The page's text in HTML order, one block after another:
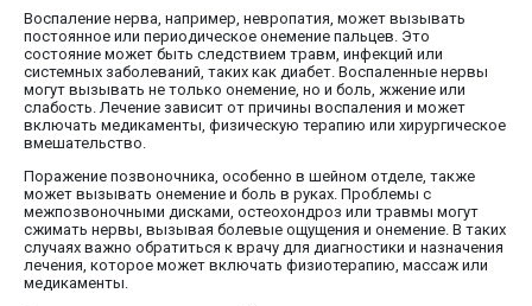
Воспаление нерва, например, невропатия, может вызывать
постоянное или периодическое онемение пальцев. Это
состояние может быть следствием травм, инфекций или
системных заболеваний, таких как диабет. Воспаленные нервы
могут вызывать не только онемение, но и боль, жжение или
слабость. Лечение зависит от причины воспаления и может
включать медикаменты, физическую терапию или хирургическое
вмешательство.
Поражение позвоночника, особенно в шейном отделе, также
может вызывать онемение и боль в руках. Проблемы с
межпозвоночными дисками, остеохондроз или травмы могут
сжимать нервы, вызывая болевые ощущения и онемение. В таких
случаях важно обратиться к врачу для диагностики и назначения
лечения, которое может включать физиотерапию, массаж или
медикаменты.